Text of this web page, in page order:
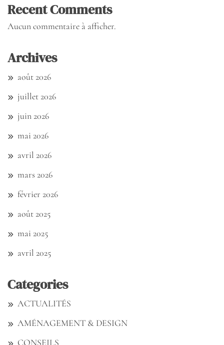
Recent Comments
Aucun commentaire à afficher.
Archives
août 2026
juillet 2026
juin 2026
mai 2026
avril 2026
mars 2026
février 2026
août 2025
mai 2025
avril 2025
Categories
ACTUALITÉS
AMÉNAGEMENT & DESIGN
CONSEILS